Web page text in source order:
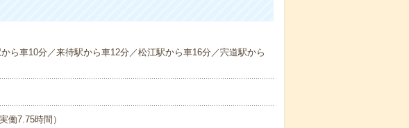
ら車10分／来待駅から車12分／松江駅から車16分／宍道駅から
7.75時間）